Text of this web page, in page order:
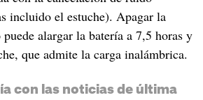
incluido el estuche). Apagar la
alargar la batería a 7,5 horas y
que admite la carga inalámbrica.
con las noticias de última